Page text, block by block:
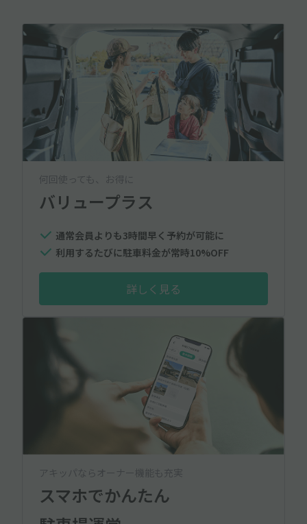
何回使っても、お得に
バリュープラス
通常会員よりも3時間早く予約が可能に
利用するたびに駐車料金が常時10%OFF
詳しく見る
アキッパならオーナー機能も充実
スマホでかんたん